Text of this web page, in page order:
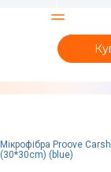
Мікрофiбра Proove
(30*30cm) (blue)